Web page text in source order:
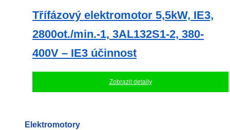
Třífázový elektromotor 5,5kW, IE3,
2800ot./min.-1, 3AL132S1-2, 380-
400V – IE3 účinnost
Zobrazit detaily
Elektromotory